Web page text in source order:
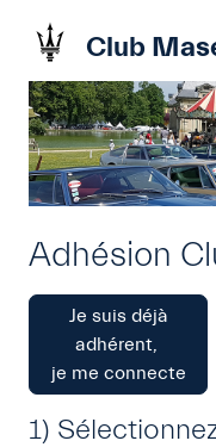
Club
Adhésion
Je suis déjà
adhérent,
je me connecte
1)